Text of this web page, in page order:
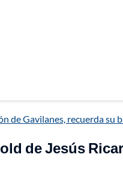
de Gavilanes, recuerda
de Jesús